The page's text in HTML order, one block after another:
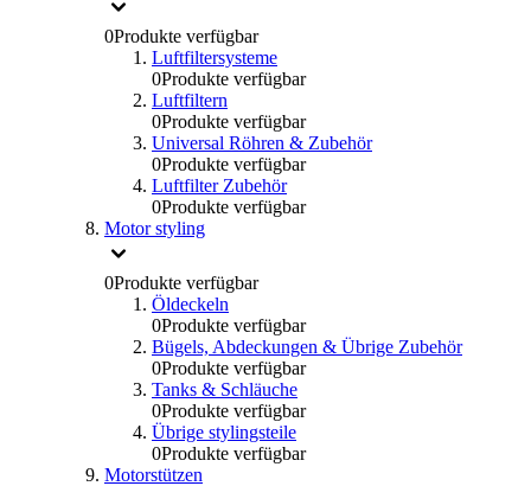
0Produkte verfügbar
Luftfiltersysteme
0Produkte verfügbar
Luftfiltern
0Produkte verfügbar
Universal Röhren & Zubehör
0Produkte verfügbar
Luftfilter Zubehör
0Produkte verfügbar
Motor styling
0Produkte verfügbar
Öldeckeln
0Produkte verfügbar
Bügels, Abdeckungen & Übrige Zubehör
0Produkte verfügbar
Tanks & Schläuche
0Produkte verfügbar
Übrige stylingsteile
0Produkte verfügbar
Motorstützen